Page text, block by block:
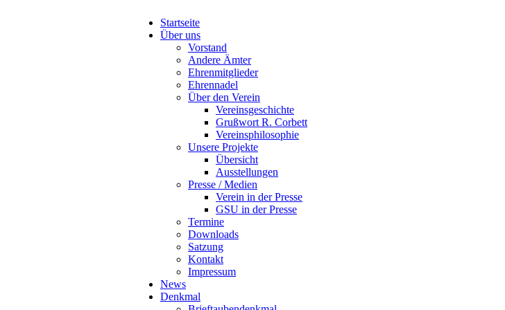
Startseite
Über uns
Vorstand
Andere Ämter
Ehrenmitglieder
Ehrennadel
Über den Verein
Vereinsgeschichte
Grußwort R. Corbett
Vereinsphilosophie
Unsere Projekte
Übersicht
Ausstellungen
Presse / Medien
Verein in der Presse
GSU in der Presse
Termine
Downloads
Satzung
Kontakt
Impressum
News
Denkmal